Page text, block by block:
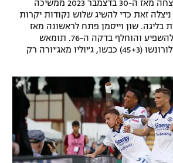
נועלת הטבלה שלא ניצחה מאז ה-30 בדצמבר 2023 ממשיכה
זאת כדי להשיג שלוש נקודות יקרות
בליגה. שון וייסמן פתח לראשונה מאז
ה-16 במרץ, התקשה להשפיע והוחלף בדקה ה-76. תומאש
סוסלוב (22) ומייקל פולורונשו (45+3) כבשו, ג'יוליו מאג'יורה רק